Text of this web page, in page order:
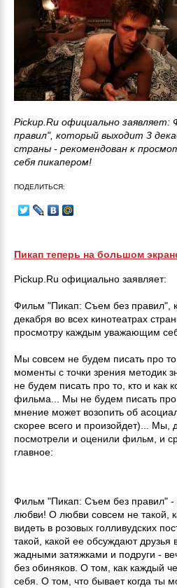
Pickup.Ru официально
правил", который выходит 3
страны - рекомендован к
себя пикапером!
ПОДЕЛИТЬСЯ:
Пикап теперь на большом
Pickup.Ru официально заявляет:
Фильм "Пикап: Съем без правил",
декабря во всех кинотеатрах
просмотру каждым уважающим
Мы совсем не будем писать про
моменты с точки зрения методик
не будем писать про то, кто и как
фильма... Мы не будем писать про
мнение может возопить об
скорее всего и произойдет)... Мы,
посмотрели и оценили фильм, и
главное:
Фильм "Пикап: Съем без правил" -
любви! О любви совсем не такой,
видеть в розовых голливудских
такой, какой ее обсуждают
жадными затяжками и подруги -
без обиняков. О том, как каждый
себя. О том, что бывает когда ты